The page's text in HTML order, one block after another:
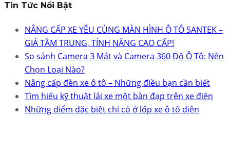
Tin Tức Nổi Bật
NÂNG CẤP XE YÊU CÙNG MÀN HÌNH Ô TÔ SANTEK –
GIÁ TẦM TRUNG, TÍNH NĂNG CAO CẤP!
So sánh Camera 3 Mắt và Camera 360 Độ Ô Tô: Nên
Chọn Loại Nào?
Nâng cấp đèn xe ô tô – Những điều bạn cần biết
Tìm hiểu kỹ thuật lái xe một bàn đạp trên xe điện
Những điểm đặc biệt chỉ có ở lốp xe ô tô điện